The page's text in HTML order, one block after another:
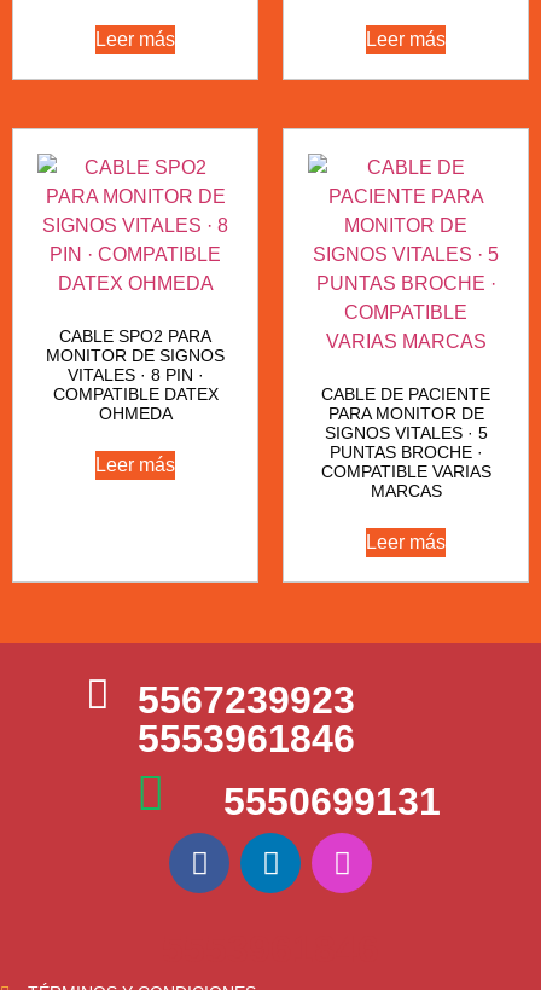
Leer más Leer más
CABLE SPO2 PARA
MONITOR DE SIGNOS
VITALES · 8 PIN ·
COMPATIBLE DATEX
OHMEDA
Leer más
CABLE DE PACIENTE
PARA MONITOR DE
SIGNOS VITALES · 5
PUNTAS BROCHE ·
COMPATIBLE VARIAS
MARCAS
Leer más
5567239923
5553961846
5550699131